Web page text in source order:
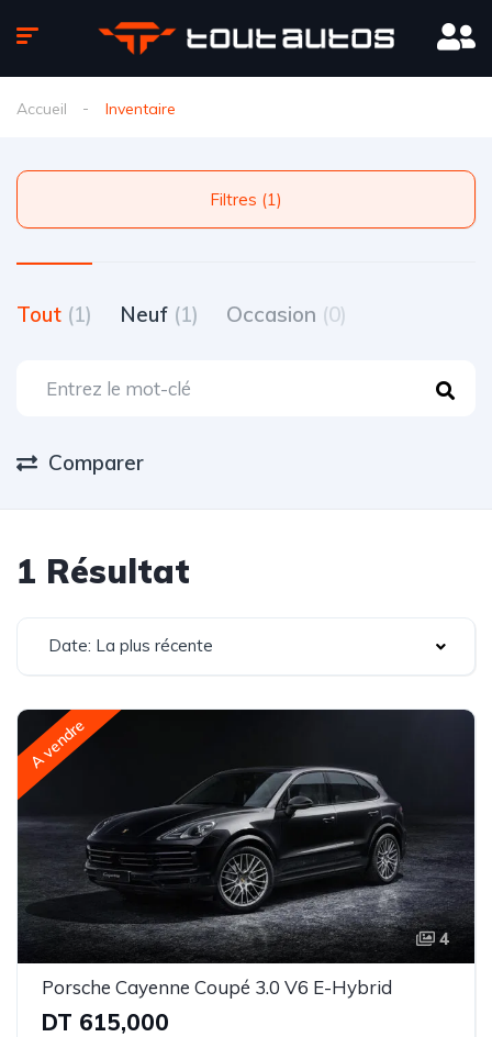
Accueil Inventaire
Filtres (1)
Tout (1) Neuf (1) Occasion (0)
Comparer
1 Résultat
Date: La plus récente
A vendre
4
Porsche Cayenne Coupé 3.0 V6 E-Hybrid
DT 615,000